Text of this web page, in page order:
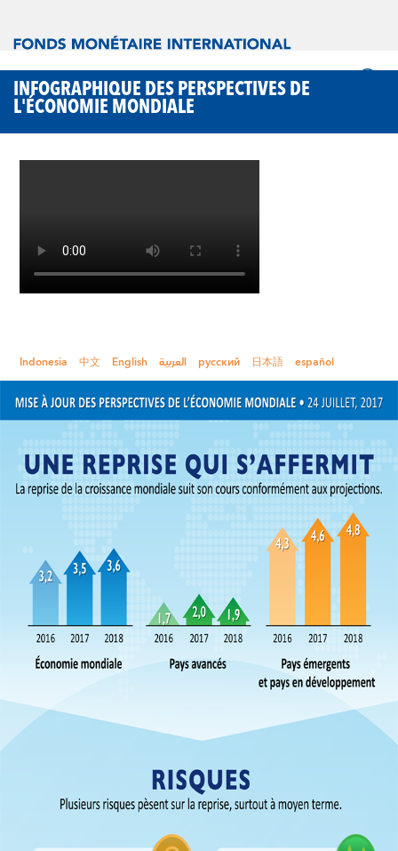
INFOGRAPHIQUE DES PERSPECTIVES DE
L'ÉCONOMIE MONDIALE
Indonesia 中文 English العربية русский 日本語 español